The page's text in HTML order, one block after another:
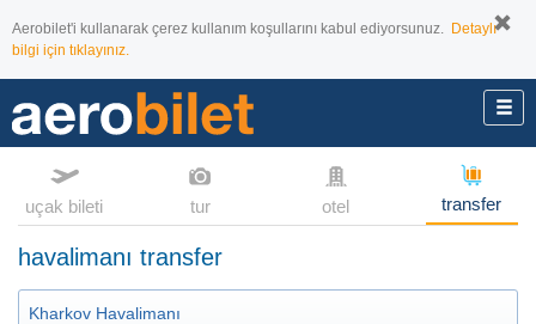
Aerobilet'i kullanarak çerez kullanım koşullarını kabul ediyorsunuz. Detaylı
bilgi için tıklayınız.
uçak bileti tur otel transfer
havalimanı transfer